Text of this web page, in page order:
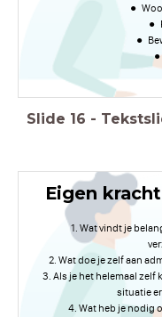
Slide 16 -
Eigen
Wat vindt je
Wat doe je zelf aan
Als je het helemaal zelf
situatie
Wat heb je nodig